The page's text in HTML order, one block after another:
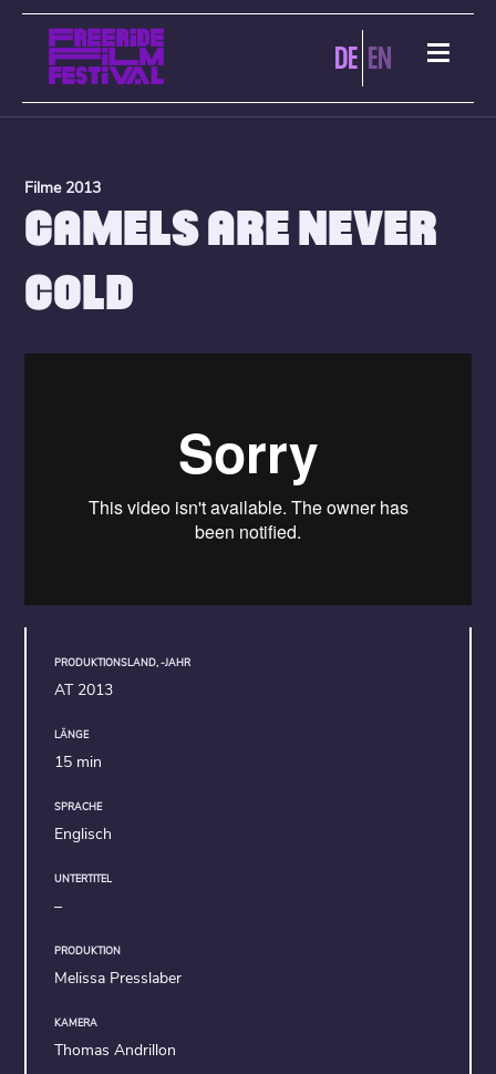
DE EN
Filme 2013
CAMELS ARE NEVER
COLD
PRODUKTIONSLAND, -JAHR
AT 2013
LÄNGE
15 min
SPRACHE
Englisch
UNTERTITEL
–
PRODUKTION
Melissa Presslaber
KAMERA
Thomas Andrillon